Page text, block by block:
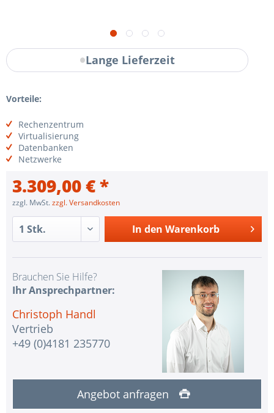
Lange Lieferzeit
Vorteile:
Rechenzentrum
Virtualisierung
Datenbanken
Netzwerke
3.309,00 € *
zzgl. MwSt.zzgl. Versandkosten
In den Warenkorb
Brauchen Sie Hilfe?
Ihr Ansprechpartner:
Christoph Handl
Vertrieb
+49 (0)4181 235770
Angebot anfragen